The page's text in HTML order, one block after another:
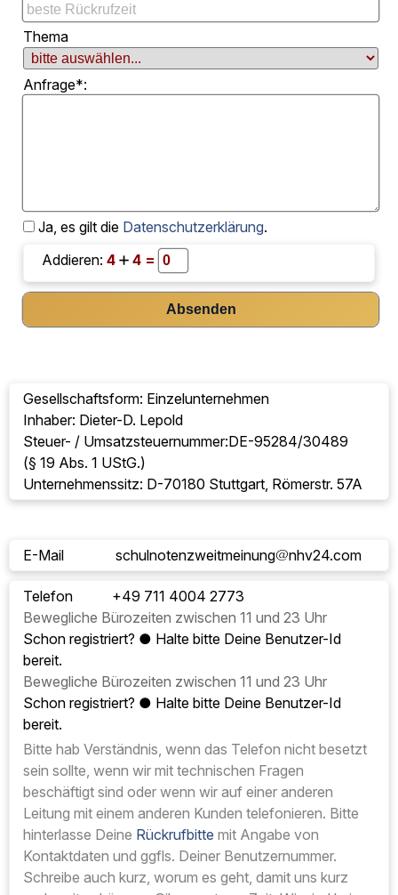
Thema
Anfrage*:
Ja, es gilt die Datenschutzerklärung.
Addieren: 4 4 =
Gesellschaftsform: Einzelunternehmen
Inhaber: Dieter-D. Lepold
Steuer- / Umsatzsteuernummer:DE-95284/30489
(§ 19 Abs. 1 UStG.)
Unternehmenssitz: D-70180 Stuttgart, Römerstr. 57A
E-Mail schulnotenzweitmeinung nhv24.com
Telefon
+49 711 4004 2773
Bewegliche Bürozeiten zwischen 11 und 23 Uhr
Schon registriert? ● Halte bitte Deine Benutzer-Id
bereit.
Bewegliche Bürozeiten zwischen 11 und 23 Uhr
Schon registriert? ● Halte bitte Deine Benutzer-Id
bereit.
Bitte hab Verständnis, wenn das Telefon nicht besetzt
sein sollte, wenn wir mit technischen Fragen
beschäftigt sind oder wenn wir auf einer anderen
Leitung mit einem anderen Kunden telefonieren. Bitte
hinterlasse Deine Rückrufbitte mit Angabe von
Kontaktdaten und ggfls. Deiner Benutzernummer.
Schreibe auch kurz, worum es geht, damit uns kurz